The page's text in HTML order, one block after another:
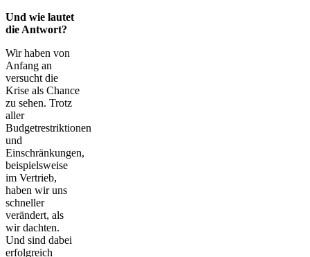
Und wie lautet
die Antwort?
Wir haben von
Anfang an
versucht die
Krise als Chance
zu sehen. Trotz
aller
Budgetrestriktionen
und
Einschränkungen,
beispielsweise
im Vertrieb,
haben wir uns
schneller
verändert, als
wir dachten.
Und sind dabei
erfolgreich